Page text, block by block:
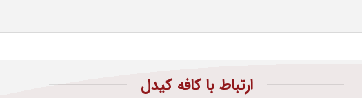
ارتباط با کافه کیدل